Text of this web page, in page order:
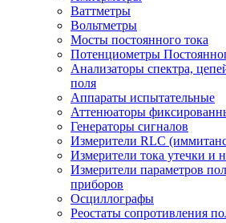
Ваттметры
Вольтметры
Мосты постоянного тока
Потенциометры
Анализаторы спектра,
поля
Аппараты испытательные
Аттенюаторы
Генераторы сигналов
Измерители RLC
Измерители тока утечки и
Измерители параметров
приборов
Осциллографы
Реостаты сопротивления